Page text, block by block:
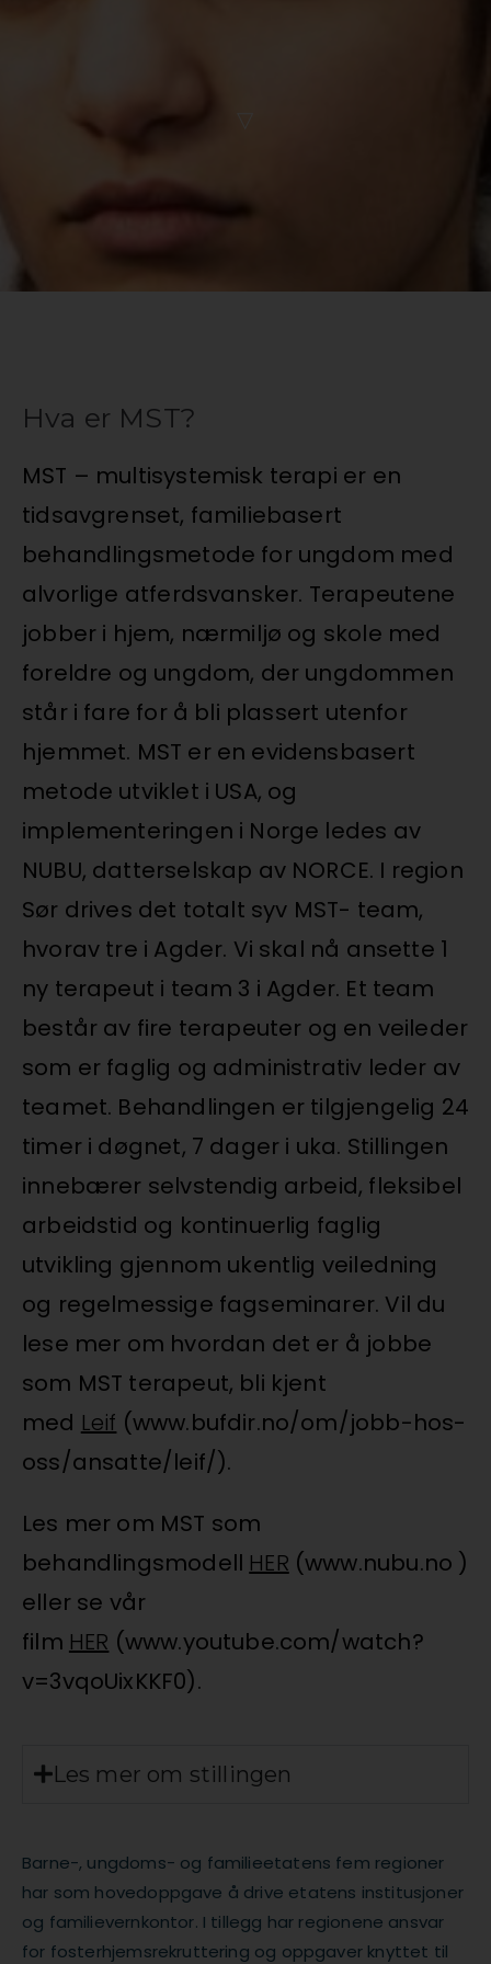
Hva er MST?
MST – multisystemisk terapi er en
tidsavgrenset, familiebasert
behandlingsmetode for ungdom med
alvorlige atferdsvansker. Terapeutene
jobber i hjem, nærmiljø og skole med
foreldre og ungdom, der ungdommen
står i fare for å bli plassert utenfor
hjemmet. MST er en evidensbasert
metode utviklet i USA, og
implementeringen i Norge ledes av
NUBU, datterselskap av NORCE. I region
Sør drives det totalt syv MST- team,
hvorav tre i Agder. Vi skal nå ansette 1
ny terapeut i team 3 i Agder. Et team
består av fire terapeuter og en veileder
som er faglig og administrativ leder av
teamet. Behandlingen er tilgjengelig 24
timer i døgnet, 7 dager i uka. Stillingen
innebærer selvstendig arbeid, fleksibel
arbeidstid og kontinuerlig faglig
utvikling gjennom ukentlig veiledning
og regelmessige fagseminarer. Vil du
lese mer om hvordan det er å jobbe
som MST terapeut, bli kjent
med Leif (www.bufdir.no/om/jobb-hos-
oss/ansatte/leif/).
Les mer om MST som
behandlingsmodell HER (www.nubu.no )
eller se vår
film HER (www.youtube.com/watch?
v=3vqoUixKKF0).
Les mer om stillingen
Barne-, ungdoms- og familieetatens fem regioner
har som hovedoppgave å drive etatens institusjoner
og familievernkontor. I tillegg har regionene ansvar
for fosterhjemsrekruttering og oppgaver knyttet til